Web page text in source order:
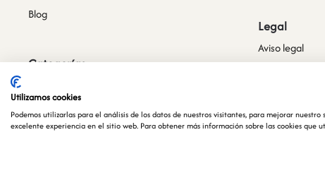
Blog
Categorías
Plantas y Árboles Artificiales
Legal
Aviso legal
Condiciones
Utilizamos cookies
Podemos utilizarlas para el análisis de los datos de nuestros visitantes, para mejorar
excelente experiencia en el sitio web. Para obtener más información sobre las cookies que